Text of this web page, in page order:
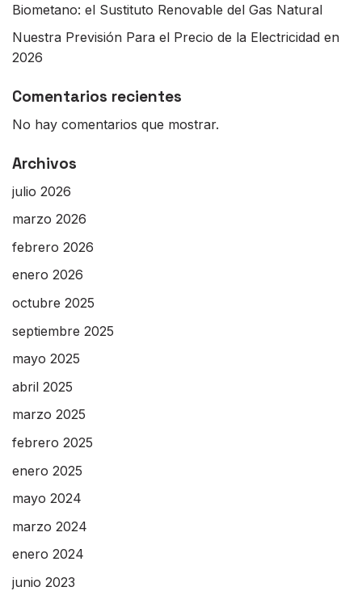
Biometano: el Sustituto Renovable del Gas Natural
Nuestra Previsión Para el Precio de la Electricidad en
2026
Comentarios recientes
No hay comentarios que mostrar.
Archivos
julio 2026
marzo 2026
febrero 2026
enero 2026
octubre 2025
septiembre 2025
mayo 2025
abril 2025
marzo 2025
febrero 2025
enero 2025
mayo 2024
marzo 2024
enero 2024
junio 2023